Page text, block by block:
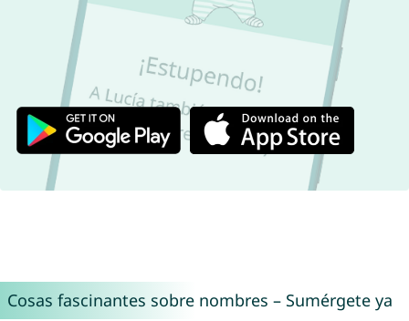
Cosas fascinantes sobre nombres – Sumérgete ya